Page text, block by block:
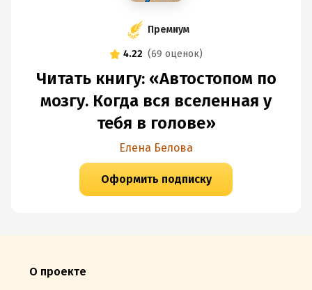
Премиум
4.22 (69 оценок)
Читать книгу: «Автостопом по
мозгу. Когда вся вселенная у
тебя в голове»
Елена Белова
Оформить подписку
О проекте